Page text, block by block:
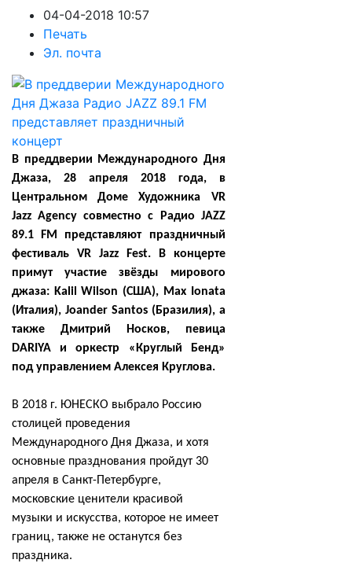
04-04-2018 10:57
Печать
Эл. почта
В преддверии Международного Дня
Джаза, 28 апреля 2018 года, в
Центральном Доме Художника VR
Jazz Agency совместно с Радио JAZZ
89.1 FM представляют праздничный
фестиваль VR Jazz Fest. В концерте
примут участие звёзды мирового
джаза: Kalil Wilson (США), Max Ionata
(Италия), Joander Santos (Бразилия), а
также Дмитрий Носков, певица
DARIYA и оркестр «Круглый Бенд»
под управлением Алексея Круглова.
В 2018 г. ЮНЕСКО выбрало Россию
столицей проведения
Международного Дня Джаза, и хотя
основные празднования пройдут 30
апреля в Санкт-Петербурге,
московские ценители красивой
музыки и искусства, которое не имеет
границ, также не останутся без
праздника.